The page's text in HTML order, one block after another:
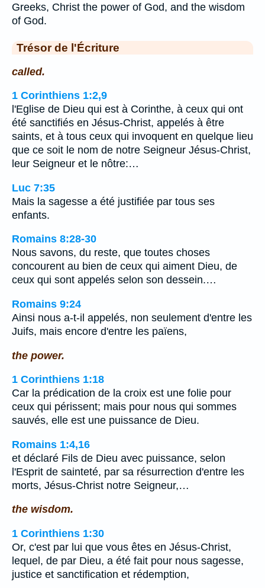
Greeks, Christ the power of God, and the wisdom
of God.
Trésor de l'Écriture
called.
1 Corinthiens 1:2,9
l'Eglise de Dieu qui est à Corinthe, à ceux qui ont
été sanctifiés en Jésus-Christ, appelés à être
saints, et à tous ceux qui invoquent en quelque lieu
que ce soit le nom de notre Seigneur Jésus-Christ,
leur Seigneur et le nôtre:…
Luc 7:35
Mais la sagesse a été justifiée par tous ses
enfants.
Romains 8:28-30
Nous savons, du reste, que toutes choses
concourent au bien de ceux qui aiment Dieu, de
ceux qui sont appelés selon son dessein.…
Romains 9:24
Ainsi nous a-t-il appelés, non seulement d'entre les
Juifs, mais encore d'entre les païens,
the power.
1 Corinthiens 1:18
Car la prédication de la croix est une folie pour
ceux qui périssent; mais pour nous qui sommes
sauvés, elle est une puissance de Dieu.
Romains 1:4,16
et déclaré Fils de Dieu avec puissance, selon
l'Esprit de sainteté, par sa résurrection d'entre les
morts, Jésus-Christ notre Seigneur,…
the wisdom.
1 Corinthiens 1:30
Or, c'est par lui que vous êtes en Jésus-Christ,
lequel, de par Dieu, a été fait pour nous sagesse,
justice et sanctification et rédemption,